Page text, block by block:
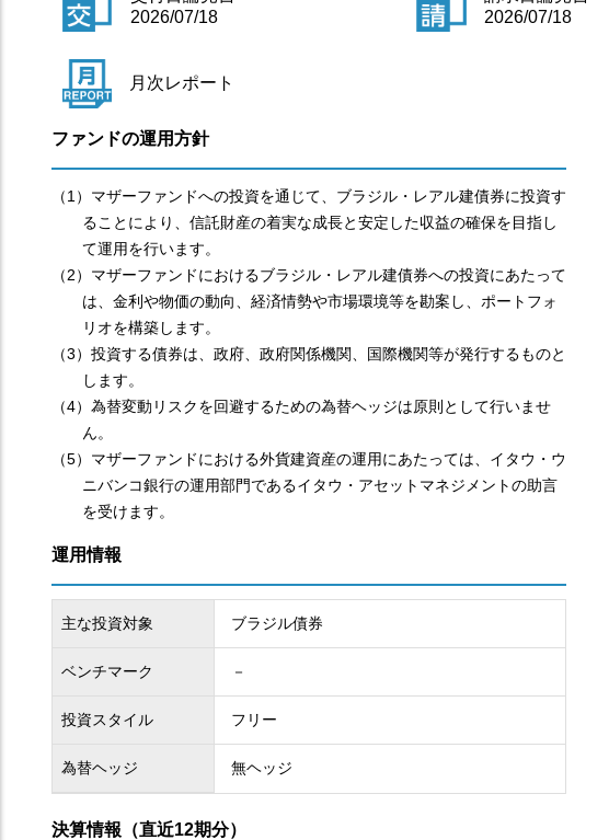
2026/07/18
2026/07/18
月次レポート
ファンドの運用方針
（1）マザーファンドへの投資を通じて、ブラジル・レアル建債券に投資す
ることにより、信託財産の着実な成長と安定した収益の確保を目指し
て運用を行います。
（2）マザーファンドにおけるブラジル・レアル建債券への投資にあたって
は、金利や物価の動向、経済情勢や市場環境等を勘案し、ポートフォ
リオを構築します。
（3）投資する債券は、政府、政府関係機関、国際機関等が発行するものと
します。
（4）為替変動リスクを回避するための為替ヘッジは原則として行いませ
ん。
（5）マザーファンドにおける外貨建資産の運用にあたっては、イタウ・ウ
ニバンコ銀行の運用部門であるイタウ・アセットマネジメントの助言
を受けます。
運用情報
主な投資対象 ブラジル債券
ベンチマーク －
投資スタイル フリー
為替ヘッジ 無ヘッジ
決算情報（直近12期分）